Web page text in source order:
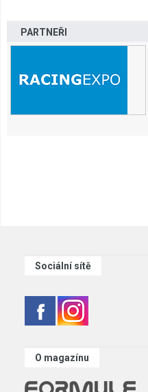
PARTNEŘI
Sociální sítě
O magazínu